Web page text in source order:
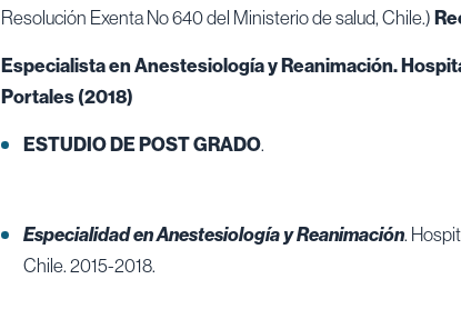
Resolución Exenta No 640 del Ministerio de salud, Chile.)
Especialista en Anestesiología y Reanimación.
Portales (2018)
ESTUDIO DE POST GRADO.
Especialidad en Anestesiología y Reanimación.
Chile. 2015-2018.